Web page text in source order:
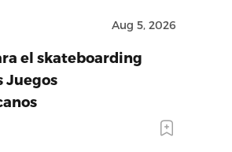
Aug 5, 2026
el skateboarding
Juegos